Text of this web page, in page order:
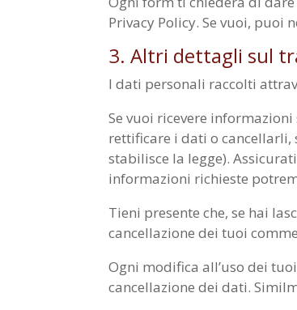
Privacy Policy. Se vuoi, puoi
3. Altri dettagli sul
I dati personali raccolti
Se vuoi ricevere
rettificare i dati o cancellarli,
stabilisce la legge).
informazioni richieste
Tieni presente che, se hai
cancellazione dei tuoi
Ogni modifica all’uso dei
cancellazione dei dati.